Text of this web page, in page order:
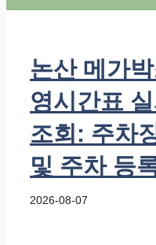
논산 메가
영시간표
조회: 주차
및 주차 등
2026-08-07